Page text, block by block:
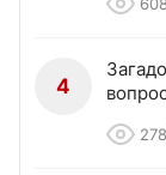
4
278